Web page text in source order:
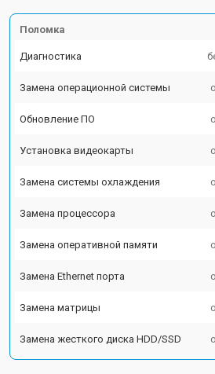
Поломка
Диагностика
Замена операционной системы
Обновление ПО
Установка видеокарты
Замена системы охлаждения
Замена процессора
Замена оперативной памяти
Замена Ethernet порта
Замена матрицы
Замена жесткого диска HDD/SSD